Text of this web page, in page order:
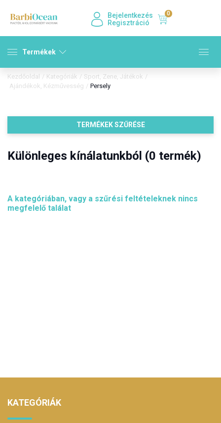
Bejelentkezés
Regisztráció
0
Termékek
Kezdőoldal / Kategóriák / Sport, Zene, Játékok /
Ajándékok, Kézművesség / Persely
TERMÉKEK SZŰRÉSE
Különleges kínálatunkból (0 termék)
A kategóriában, vagy a szűrési feltételeknek nincs
megfelelő találat
KATEGÓRIÁK